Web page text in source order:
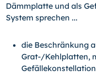
Dämmplatte und als
System sprechen ...
die Beschränkung
Grat-/Kehlplatten,